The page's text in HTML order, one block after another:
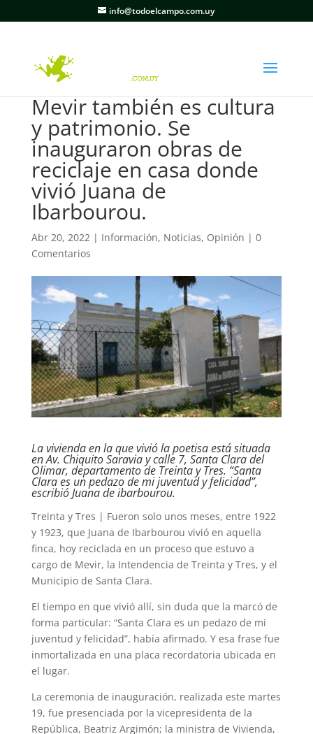
info@todoelcampo.com.uy
Mevir también es cultura
y patrimonio. Se
inauguraron obras de
reciclaje en casa donde
vivió Juana de
Ibarbourou.
Abr 20, 2022| Información, Noticias, Opinión | 0
Comentarios
La vivienda en la que vivió la poetisa está situada
en Av. Chiquito Saravia y calle 7, Santa Clara del
Olimar, departamento de Treinta y Tres. “Santa
Clara es un pedazo de mi juventud y felicidad”,
escribió Juana de ibarbourou.
Treinta y Tres | Fueron solo unos meses, entre 1922
y 1923, que Juana de Ibarbourou vivió en aquella
finca, hoy reciclada en un proceso que estuvo a
cargo de Mevir, la Intendencia de Treinta y Tres, y el
Municipio de Santa Clara.
El tiempo en que vivió allí, sin duda que la marcó de
forma particular: “Santa Clara es un pedazo de mi
juventud y felicidad”, había afirmado. Y esa frase fue
inmortalizada en una placa recordatoria ubicada en
el lugar.
La ceremonia de inauguración, realizada este martes
19, fue presenciada por la vicepresidenta de la
República, Beatriz Argimón; la ministra de Vivienda,